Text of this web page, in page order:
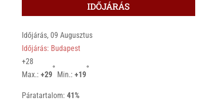
IDŐJÁRÁS
Időjárás, 09 Augusztus
Időjárás: Budapest
+28
Max.: +29
°
Min.: +19
°
Páratartalom: 41%